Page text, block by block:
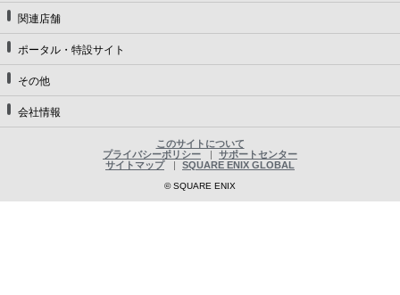
関連店舗
ポータル・特設サイト
その他
会社情報
このサイトについて
プライバシーポリシー
サポートセンター
サイトマップ
SQUARE ENIX GLOBAL
© SQUARE ENIX